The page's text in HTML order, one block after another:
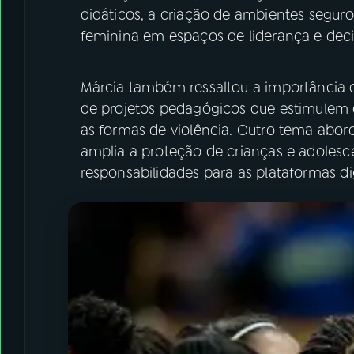
didáticos, a criação de ambientes
feminina em espaços de liderança e
Márcia também ressaltou a
de projetos pedagógicos que
as formas de violência. Outro tema
amplia a proteção de crianças e
responsabilidades para as plataformas